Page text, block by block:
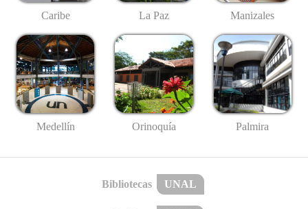
Caribe La Paz Manizales
Medellín Orinoquía Palmira
Bibliotecas UNAL